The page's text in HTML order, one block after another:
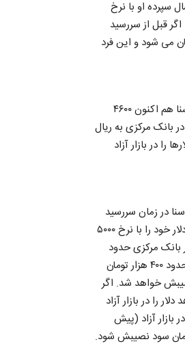
از یک سال سپرده او با نرخ
خواهد شد. اگر قبل از سررسید
وی با نرخ سود ۱۴ درصد در حدود ۱۱ میلیون و ۴۰۰ هزار تومان می شود و این فرد
اگر فرد ۱۰ میلیون تومان را در گزینه دوم سرمایه گذاری کند. با توجه به اینکه میانگین نرخ سامانه سنا هم اکنون ۴۶۰۰
را در بانک مرکزی به ریال
را در بازار آزاد
در زمان سررسید
حدود ۵ هزار تومان باشد. بنابراین فرد بدون در نظر گرفتن نرخ سود ۴ درصد بعد از یک سال ۲۱۷۴ دلار خود را با نرخ ۵۰۰۰
خود در بانک مرکزی حدود
۸۷۰ هزار تومان سود نصیبش خواهد شد. حالا سود ۴ درصد، ۱۰ میلیون تومان هم در این یک سال حدود ۴۰۰ هزار تومان
یک میلیون و ۲۷۰ هزار تومان سود نصیبش خواهد شد. اگر
را در بازار آزاد
خود همان مبلغ ۴۰۰ هزار تومان را خواهد گرفت و از تبدیل ۲۱۷۴ دلار در بازار آزاد (پیش
دلار در بازار آزاد ۵۲۰۰ تومان باشد) حدود ۱ میلیون و ۳۰۵ هزار تومان سود نصیبش شود.